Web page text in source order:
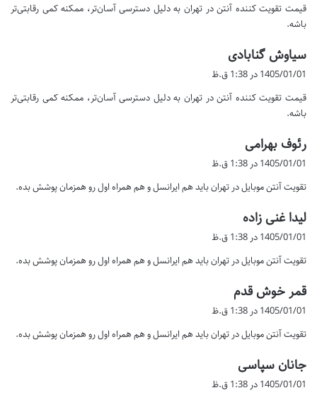
:
قیمت تقویت کننده آنتن در تهران به دلیل دسترسی آسان‌تر، ممکنه کمی رقابتی‌تر
باشه.
سیاوش گنابادی
ف
:
1405/01/01 در 1:38 ق.ظ
قیمت تقویت کننده آنتن در تهران به دلیل دسترسی آسان‌تر، ممکنه کمی رقابتی‌تر
باشه.
رئوف بهرامی
ف
:
1405/01/01 در 1:38 ق.ظ
تقویت آنتن موبایل در تهران باید هم ایرانسل و هم همراه اول رو همزمان پوشش بده.
لیدا غنی زاده
ف
:
1405/01/01 در 1:38 ق.ظ
تقویت آنتن موبایل در تهران باید هم ایرانسل و هم همراه اول رو همزمان پوشش بده.
قمر خوش قدم
ف
:
1405/01/01 در 1:38 ق.ظ
تقویت آنتن موبایل در تهران باید هم ایرانسل و هم همراه اول رو همزمان پوشش بده.
جانان سپاسی
1405/01/01 در 1:38 ق.ظ